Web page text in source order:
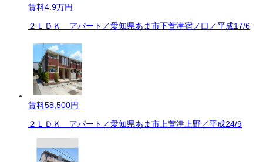
賃料4.9万円
２ＬＤＫ アパート／愛知県あま市下萱津宿ノ口／平成17/6
賃料58,500円
２ＬＤＫ アパート／愛知県あま市上萱津上野／平成24/9